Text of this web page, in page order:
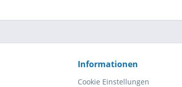
Informationen
Cookie Einstellungen